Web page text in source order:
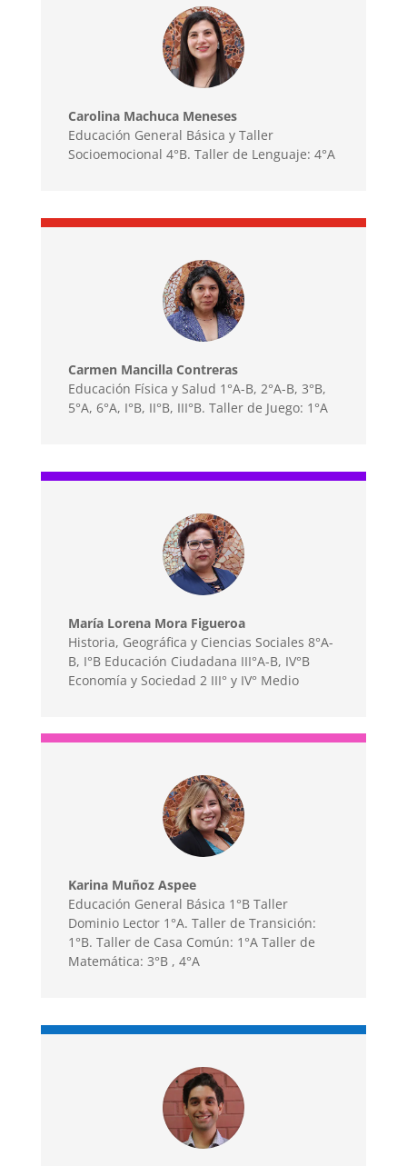
Carolina Machuca Meneses
Educación General Básica y Taller
Socioemocional 4°B. Taller de Lenguaje: 4°A
Carmen Mancilla Contreras
Educación Física y Salud 1°A-B, 2°A-B, 3°B,
5°A, 6°A, I°B, II°B, III°B. Taller de Juego: 1°A
María Lorena Mora Figueroa
Historia, Geográfica y Ciencias Sociales 8°A-
B, I°B Educación Ciudadana III°A-B, IV°B
Economía y Sociedad 2 III° y IV° Medio
Karina Muñoz Aspee
Educación General Básica 1°B Taller
Dominio Lector 1°A. Taller de Transición:
1°B. Taller de Casa Común: 1°A Taller de
Matemática: 3°B , 4°A